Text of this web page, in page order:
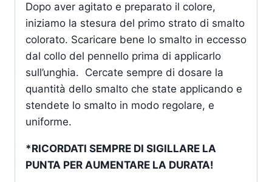
Dopo aver agitato e preparato il colore,
iniziamo la stesura del primo strato di smalto
colorato. Scaricare bene lo smalto in eccesso
dal collo del pennello prima di applicarlo
sull’unghia. Cercate sempre di dosare la
quantità dello smalto che state applicando e
stendete lo smalto in modo regolare, e
uniforme.
*RICORDATI SEMPRE DI SIGILLARE LA
PUNTA PER AUMENTARE LA DURATA!